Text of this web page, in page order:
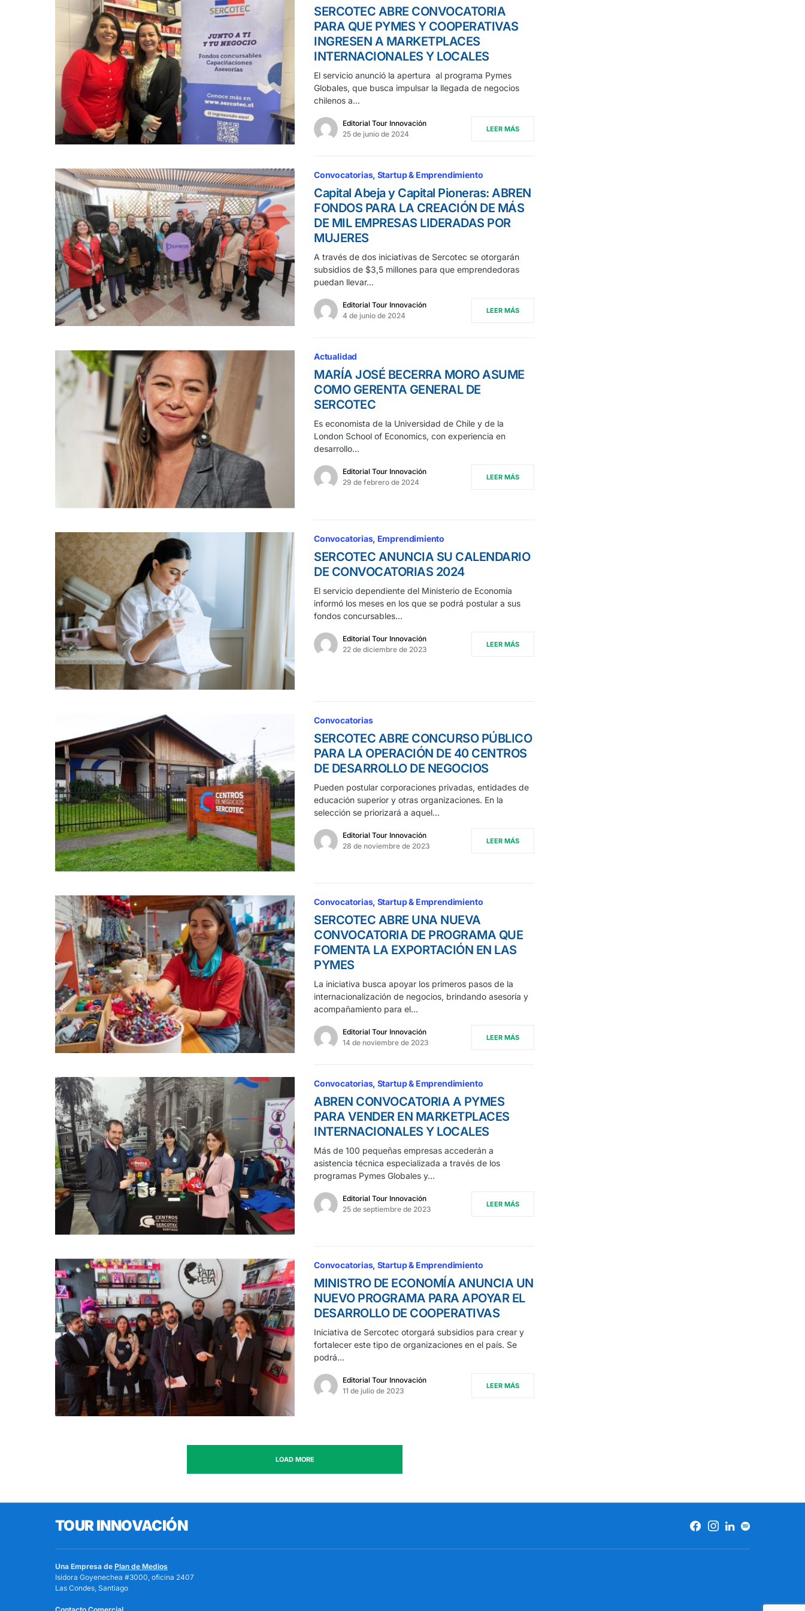
SERCOTEC ABRE CONVOCATORIA
PARA QUE PYMES Y COOPERATIVAS
INGRESEN A MARKETPLACES
INTERNACIONALES Y LOCALES
El servicio anunció la apertura al programa Pymes
Globales, que busca impulsar la llegada de negocios
chilenos a…
Editorial Tour Innovación
25 de junio de 2024
LEER MÁS
Convocatorias Startup & Emprendimiento
Capital Abeja y Capital Pioneras: ABREN
FONDOS PARA LA CREACIÓN DE MÁS
DE MIL EMPRESAS LIDERADAS POR
MUJERES
A través de dos iniciativas de Sercotec se otorgarán
subsidios de $3,5 millones para que emprendedoras
puedan llevar…
Editorial Tour Innovación
4 de junio de 2024
LEER MÁS
Actualidad
MARÍA JOSÉ BECERRA MORO ASUME
COMO GERENTA GENERAL DE
SERCOTEC
Es economista de la Universidad de Chile y de la
London School of Economics, con experiencia en
desarrollo…
Editorial Tour Innovación
29 de febrero de 2024
LEER MÁS
Convocatorias Emprendimiento
SERCOTEC ANUNCIA SU CALENDARIO
DE CONVOCATORIAS 2024
El servicio dependiente del Ministerio de Economía
informó los meses en los que se podrá postular a sus
fondos concursables…
Editorial Tour Innovación
22 de diciembre de 2023
LEER MÁS
Convocatorias
SERCOTEC ABRE CONCURSO PÚBLICO
PARA LA OPERACIÓN DE 40 CENTROS
DE DESARROLLO DE NEGOCIOS
Pueden postular corporaciones privadas, entidades de
educación superior y otras organizaciones. En la
selección se priorizará a aquel…
Editorial Tour Innovación
28 de noviembre de 2023
LEER MÁS
Convocatorias Startup & Emprendimiento
SERCOTEC ABRE UNA NUEVA
CONVOCATORIA DE PROGRAMA QUE
FOMENTA LA EXPORTACIÓN EN LAS
PYMES
La iniciativa busca apoyar los primeros pasos de la
internacionalización de negocios, brindando asesoría y
acompañamiento para el…
Editorial Tour Innovación
14 de noviembre de 2023
LEER MÁS
Convocatorias Startup & Emprendimiento
ABREN CONVOCATORIA A PYMES
PARA VENDER EN MARKETPLACES
INTERNACIONALES Y LOCALES
Más de 100 pequeñas empresas accederán a
asistencia técnica especializada a través de los
programas Pymes Globales y…
Editorial Tour Innovación
25 de septiembre de 2023
LEER MÁS
Convocatorias Startup & Emprendimiento
MINISTRO DE ECONOMÍA ANUNCIA UN
NUEVO PROGRAMA PARA APOYAR EL
DESARROLLO DE COOPERATIVAS
Iniciativa de Sercotec otorgará subsidios para crear y
fortalecer este tipo de organizaciones en el país. Se
podrá…
Editorial Tour Innovación
11 de julio de 2023
LEER MÁS
LOAD MORE
TOUR INNOVACIÓN
Una Empresa de Plan de Medios
Isidora Goyenechea #3000, oficina 2407
Las Condes, Santiago